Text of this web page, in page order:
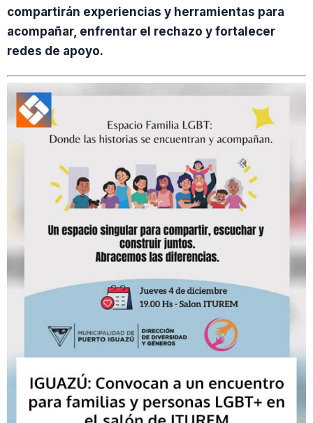
compartirán experiencias y herramientas para
acompañar, enfrentar el rechazo y fortalecer
redes de apoyo.